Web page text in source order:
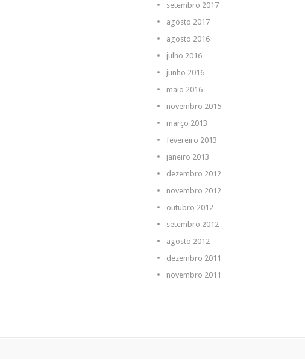
setembro 2017
agosto 2017
agosto 2016
julho 2016
junho 2016
maio 2016
novembro 2015
março 2013
fevereiro 2013
janeiro 2013
dezembro 2012
novembro 2012
outubro 2012
setembro 2012
agosto 2012
dezembro 2011
novembro 2011